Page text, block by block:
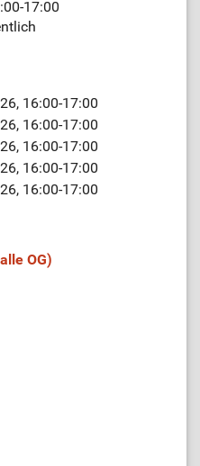
17:00
16:00-17:00
16:00-17:00
16:00-17:00
16:00-17:00
16:00-17:00
OG)